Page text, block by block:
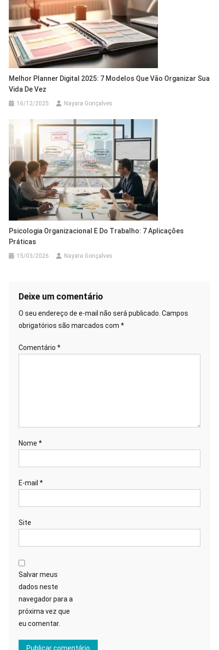
Melhor Planner Digital 2025: 7 Modelos Que Vão Organizar Sua
Vida De Vez
16/12/2025 Nayara Gonçalves
Psicologia Organizacional E Do Trabalho: 7 Aplicações
Práticas
15/03/2026 Nayara Gonçalves
Deixe um comentário
O seu endereço de e-mail não será publicado. Campos
obrigatórios são marcados com *
Comentário *
Nome *
E-mail *
Site
Salvar meus
dados neste
navegador para a
próxima vez que
eu comentar.